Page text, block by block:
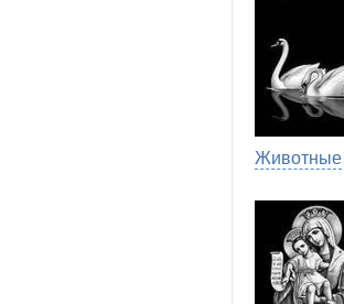
Животные